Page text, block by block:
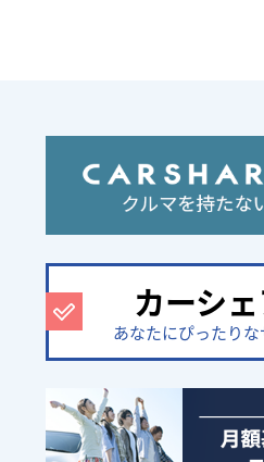
カーシ
あなたにぴったり